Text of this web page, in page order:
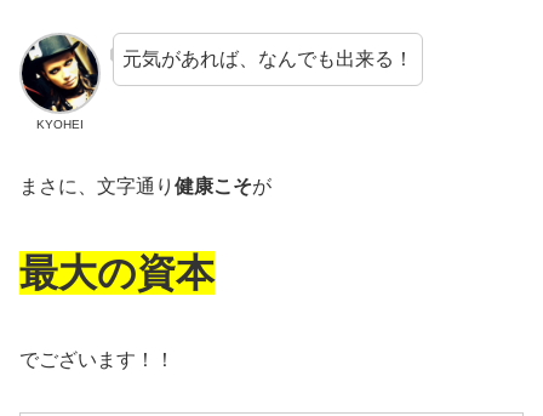
KYOHEI
元気があれば、なんでも出来る！
まさに、文字通り 健康こそが
最大の資本
でございます！！